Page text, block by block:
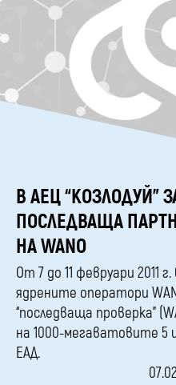
В АЕЦ “КОЗЛОДУЙ”
ПОСЛЕДВАЩА
НА WANO
От 7 до 11 февруари 2011
ядрените оператори
“последваща проверка”
на 1000-мегаватовите 5 и
ЕАД.